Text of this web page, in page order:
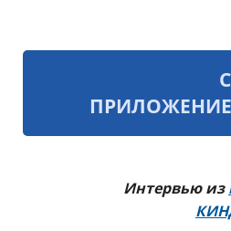
Интервью из